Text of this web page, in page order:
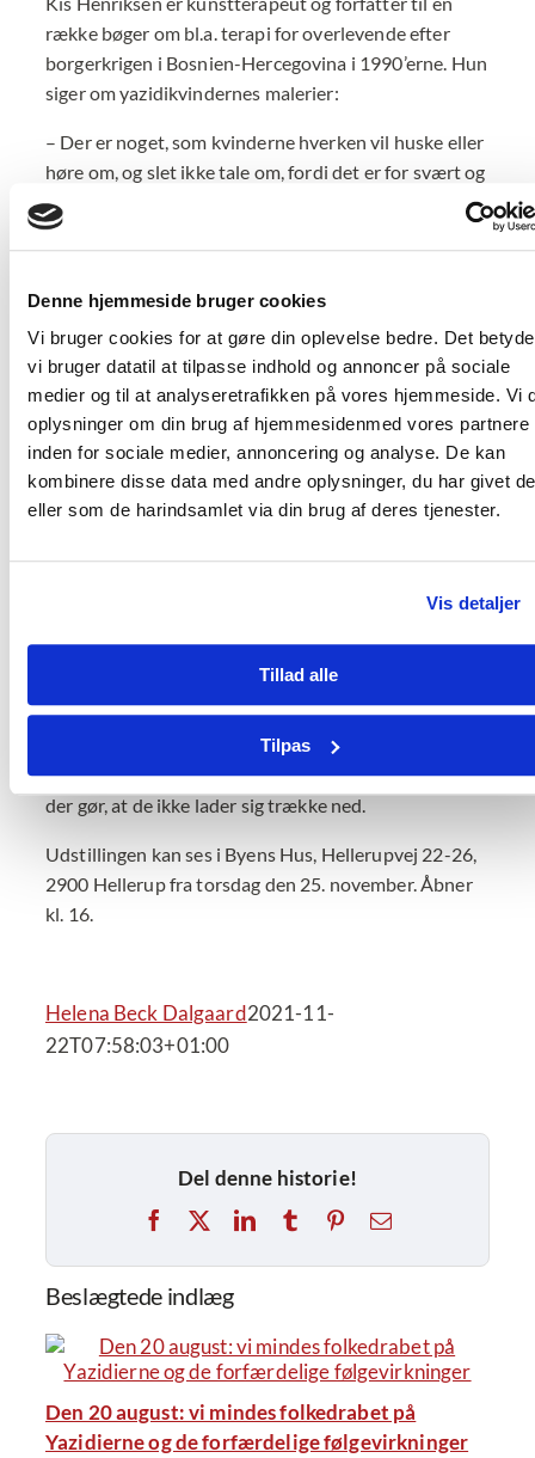
Denne hjemmeside bruger cookies
Vi bruger cookies for at gøre din oplevelse bedre. Det
vi bruger datatil at tilpasse indhold og annoncer på sociale
medier og til at analyseretrafikken på vores hjemmeside. Vi
oplysninger om din brug af hjemmesidenmed vores partnere
inden for sociale medier, annoncering og analyse. De kan
kombinere disse data med andre oplysninger, du har givet
eller som de harindsamlet via din brug af deres tjenester.
Vis detaljer
Tillad alle
Tilpas
række bøger om bl.a. terapi for overlevende efter
borgerkrigen i Bosnien-Hercegovina i 1990’erne. Hun
siger om yazidikvindernes malerier:
– Der er noget, som kvinderne hverken vil huske eller
høre om, og slet ikke tale om, fordi det er for svært og
forbundet med genoplevelse af et traume og derfor
vækker stor angst og smerte.
Hun tilføjer:
– Når de kunstneriske medier anvendes som det
sprog, der kan erstatte talen, da folder oplevelserne
sig ud, og den enkelte bliver både set og hørt.
Karsten Auerbach er selv billedkunstner og har
netop afsluttet et etårigt forløb på Psykiatrisk
og social kontrol har fundet et sted i sig selv, hvor de
har meldt sig ud af det patriarkalske for at kunne
holde ud at leve som de kvinder, de er. Jeg ser også i
malerierne, at de er kommet frem til en værdighed,
der gør, at de ikke lader sig trække ned.
Udstillingen kan ses i Byens Hus, Hellerupvej 22-26,
2900 Hellerup fra torsdag den 25. november. Åbner
kl. 16.
Helena Beck Dalgaard2021-11-
22T07:58:03+01:00
Del denne historie!
Facebook
X LinkedIn
TumblrPinterest
E-
Beslægtede indlæg
Den 20 august: vi mindes folkedrabet på
Yazidierne og de forfærdelige følgevirkninger